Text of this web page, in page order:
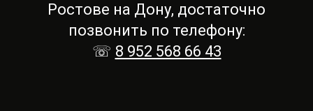
Ростове на Дону, достаточно
позвонить по телефону:
☏ 8 952 568 66 43